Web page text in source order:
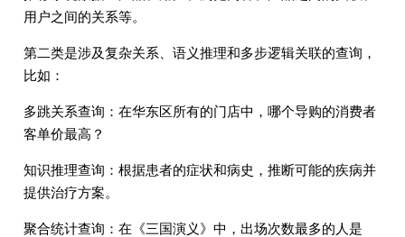
用户之间的关系等。
第二类是涉及复杂关系、语义推理和多步逻辑关联的查询，
比如：
多跳关系查询：在华东区所有的门店中，哪个导购的消费者
客单价最高？
知识推理查询：根据患者的症状和病史，推断可能的疾病并
提供治疗方案。
聚合统计查询：在《三国演义》中，出场次数最多的人是